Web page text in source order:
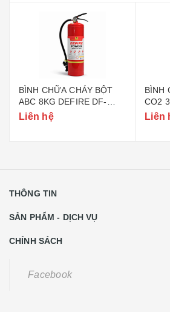
BÌNH CHỮA CHÁY BỘT
ABC 8KG DEFIRE DF-
ABC8 (BỘ CÔNG AN)
Liên hệ
BÌNH
CO2
(TEM
Liên
THÔNG TIN
SẢN PHẨM - DỊCH VỤ
CHÍNH SÁCH
Facebook